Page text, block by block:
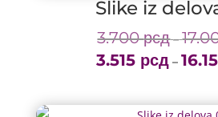
Slike iz
3.700рсд –
3.515 рсд –